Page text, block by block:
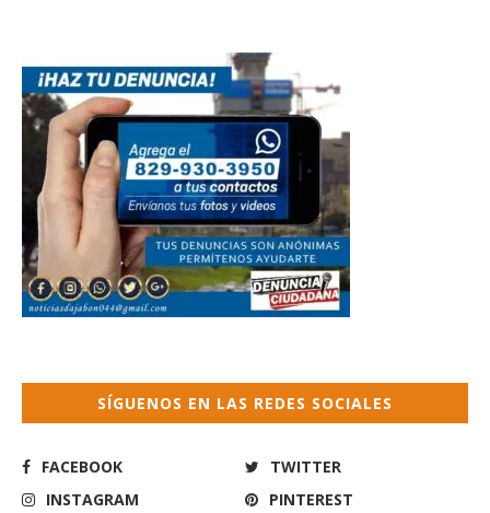
SÍGUENOS EN LAS REDES SOCIALES
FACEBOOK
TWITTER
INSTAGRAM
PINTEREST